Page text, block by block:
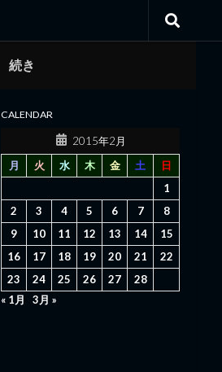
続き
CALENDAR
2015年2月
月
火 水 木 金 土
日
1
2
3 4 5 6 7
8
9
10 11 12 13 14
15
16
17 18 19 20 21
22
23
24 25 26 27
28
« 1月
3月 »